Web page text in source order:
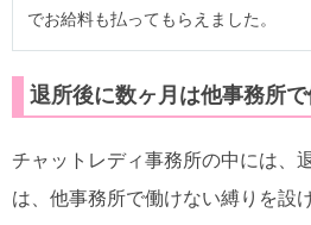
でお給料も払ってもらえました。
退所後に数ヶ月は他事務所
チャットレディ事務所の中には、
は、他事務所で働けない縛りを設